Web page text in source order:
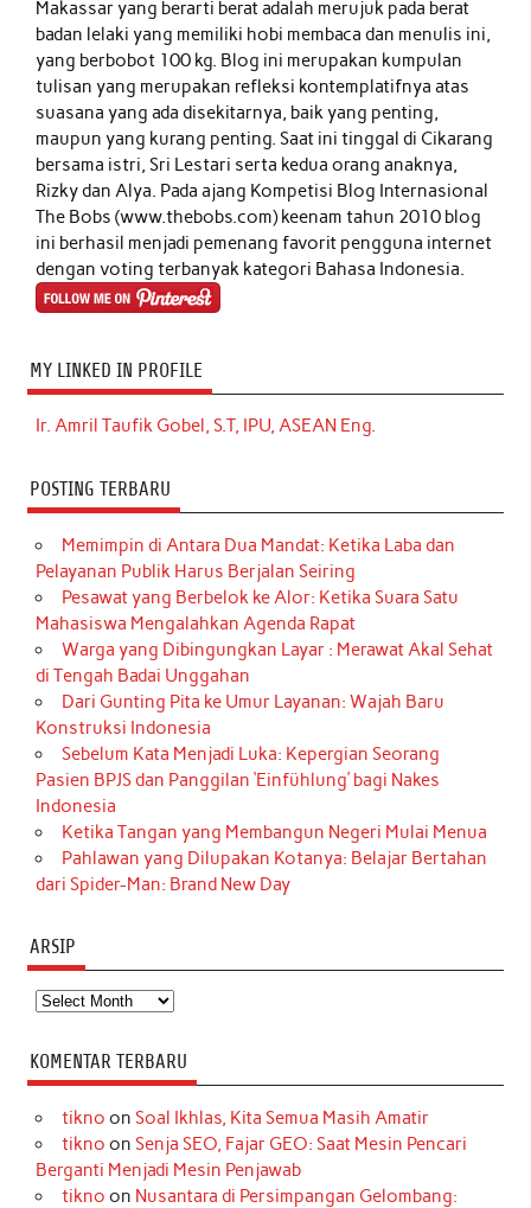
Makassar yang berarti berat adalah merujuk pada berat
badan lelaki yang memiliki hobi membaca dan menulis ini,
yang berbobot 100 kg. Blog ini merupakan kumpulan
tulisan yang merupakan refleksi kontemplatifnya atas
suasana yang ada disekitarnya, baik yang penting,
maupun yang kurang penting. Saat ini tinggal di Cikarang
bersama istri, Sri Lestari serta kedua orang anaknya,
Rizky dan Alya. Pada ajang Kompetisi Blog Internasional
The Bobs (www.thebobs.com) keenam tahun 2010 blog
ini berhasil menjadi pemenang favorit pengguna internet
dengan voting terbanyak kategori Bahasa Indonesia.
MY LINKED IN PROFILE
Ir. Amril Taufik Gobel, S.T, IPU, ASEAN Eng.
POSTING TERBARU
Memimpin di Antara Dua Mandat: Ketika Laba dan
Pelayanan Publik Harus Berjalan Seiring
Pesawat yang Berbelok ke Alor: Ketika Suara Satu
Mahasiswa Mengalahkan Agenda Rapat
Warga yang Dibingungkan Layar : Merawat Akal Sehat
di Tengah Badai Unggahan
Dari Gunting Pita ke Umur Layanan: Wajah Baru
Konstruksi Indonesia
Sebelum Kata Menjadi Luka: Kepergian Seorang
Pasien BPJS dan Panggilan ‘Einfühlung’ bagi Nakes
Indonesia
Ketika Tangan yang Membangun Negeri Mulai Menua
Pahlawan yang Dilupakan Kotanya: Belajar Bertahan
dari Spider-Man: Brand New Day
ARSIP
Arsip
KOMENTAR TERBARU
tikno on Soal Ikhlas, Kita Semua Masih Amatir
tikno on Senja SEO, Fajar GEO: Saat Mesin Pencari
Berganti Menjadi Mesin Penjawab
tikno on Nusantara di Persimpangan Gelombang: